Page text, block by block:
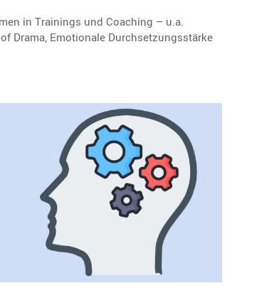
in Trainings und Coaching – u.a.
Drama, Emotio­nale Durch­set­zungs­stärke